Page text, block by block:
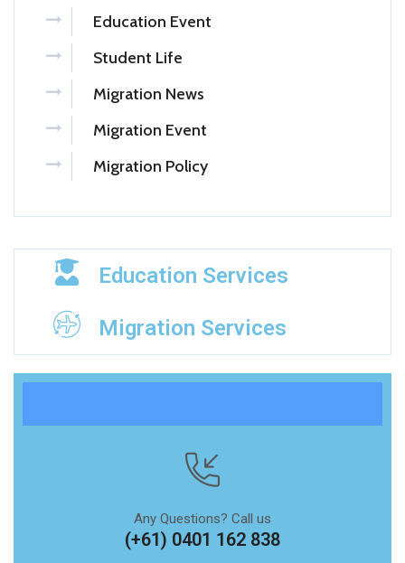
Education Event
Student Life
Migration News
Migration Event
Migration Policy
Education Services
Migration Services
Any Questions? Call us
(+61) 0401 162 838